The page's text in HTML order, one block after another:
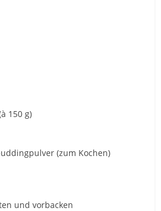
150 g)
(zum Kochen)
und vorbacken